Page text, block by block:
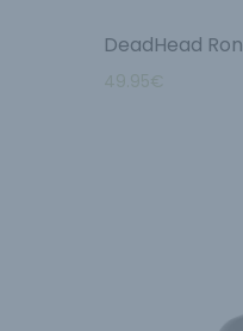
DeadHead Ron
49.95€